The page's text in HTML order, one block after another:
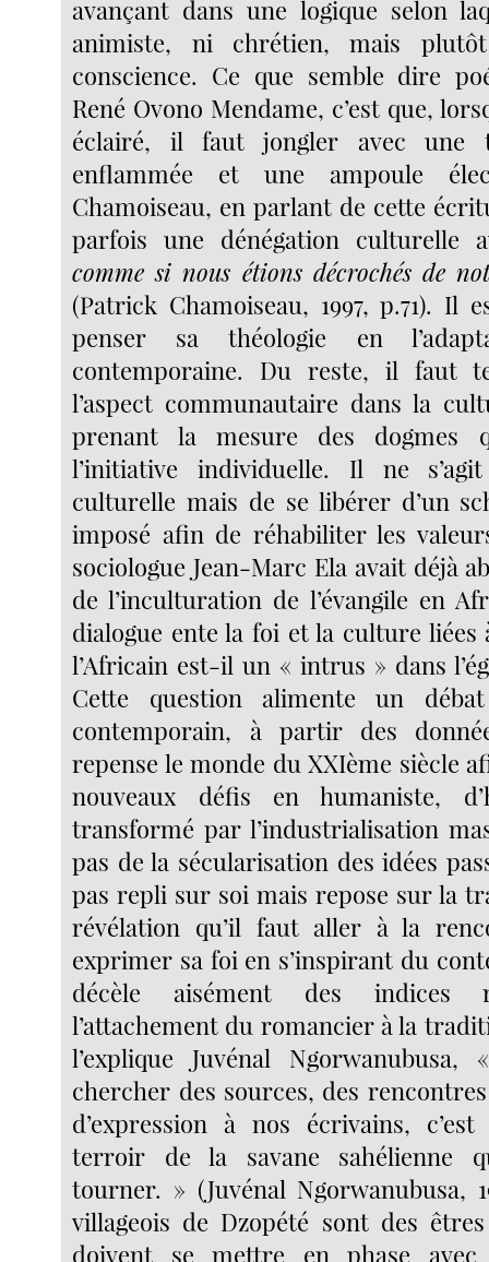
avançant dans une logique selon
animiste, ni chrétien, mais
conscience. Ce que semble dire
René Ovono Mendame, c’est que,
éclairé, il faut jongler avec une
enflammée et une ampoule
Chamoiseau, en parlant de cette
parfois une dénégation culturelle
comme si nous étions décrochés de
(Patrick Chamoiseau, 1997, p.71). Il
penser sa théologie en
contemporaine. Du reste, il faut
l’aspect communautaire dans la
prenant la mesure des dogmes
l’initiative individuelle. Il ne
culturelle mais de se libérer d’un
imposé afin de réhabiliter les
sociologue Jean-Marc Ela avait déjà
de l’inculturation de l’évangile en
dialogue ente la foi et la culture liées
l’Africain est-il un « intrus » dans
Cette question alimente un
contemporain, à partir des
repense le monde du XXIème siècle
nouveaux défis en humaniste,
transformé par l’industrialisation
pas de la sécularisation des idées
pas repli sur soi mais repose sur la
révélation qu’il faut aller à la
exprimer sa foi en s’inspirant du
décèle aisément des indices
l’attachement du romancier à la
l’explique Juvénal
chercher des sources, des
d’expression à nos écrivains,
terroir de la savane sahélienne
tourner. » (Juvénal Ngorwanubusa,
villageois de Dzopété sont des
doivent se mettre en phase avec